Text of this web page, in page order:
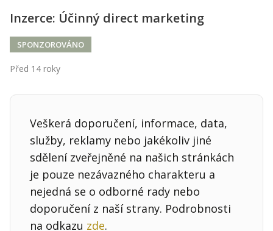
Hledaná fráze
Inzerce: Účinný direct marketing
SPONZOROVÁNO
Před 14 roky
Veškerá doporučení, informace, data,
služby, reklamy nebo jakékoliv jiné
sdělení zveřejněné na našich stránkách
je pouze nezávazného charakteru a
nejedná se o odborné rady nebo
doporučení z naší strany. Podrobnosti
na odkazu zde.